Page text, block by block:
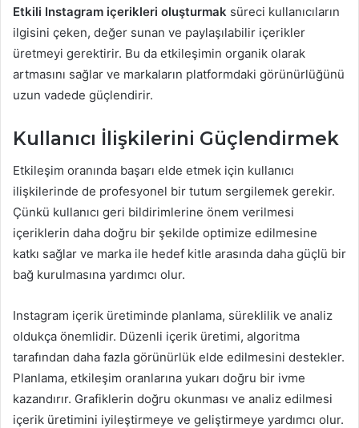
Etkili Instagram içerikleri oluşturmak süreci kullanıcıların
ilgisini çeken, değer sunan ve paylaşılabilir içerikler
üretmeyi gerektirir. Bu da etkileşimin organik olarak
artmasını sağlar ve markaların platformdaki görünürlüğünü
uzun vadede güçlendirir.
Kullanıcı İlişkilerini Güçlendirmek
Etkileşim oranında başarı elde etmek için kullanıcı
ilişkilerinde de profesyonel bir tutum sergilemek gerekir.
Çünkü kullanıcı geri bildirimlerine önem verilmesi
içeriklerin daha doğru bir şekilde optimize edilmesine
katkı sağlar ve marka ile hedef kitle arasında daha güçlü bir
bağ kurulmasına yardımcı olur.
Instagram içerik üretiminde planlama, süreklilik ve analiz
oldukça önemlidir. Düzenli içerik üretimi, algoritma
tarafından daha fazla görünürlük elde edilmesini destekler.
Planlama, etkileşim oranlarına yukarı doğru bir ivme
kazandırır. Grafiklerin doğru okunması ve analiz edilmesi
içerik üretimini iyileştirmeye ve geliştirmeye yardımcı olur.